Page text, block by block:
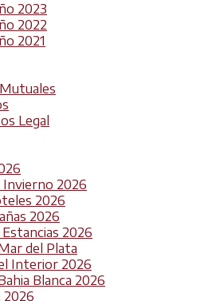
2023
2022
2021
Legal
Invierno 2026
2026
2026
2026
del Plata
Interior 2026
Blanca 2026
2026